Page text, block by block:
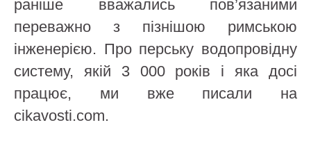
раніше вважались пов’язаними
переважно з пізнішою римською
інженерією. Про перську водопровідну
систему, якій 3 000 років і яка досі
працює, ми вже писали на
cikavosti.com.